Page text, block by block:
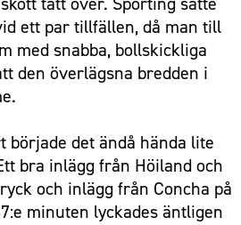
ett par tillfällen, då man till
med snabba, bollskickliga
den överlägsna bredden i
började det ändå hända lite
bra inlägg från Höiland och
och inlägg från Concha på
minuten lyckades äntligen